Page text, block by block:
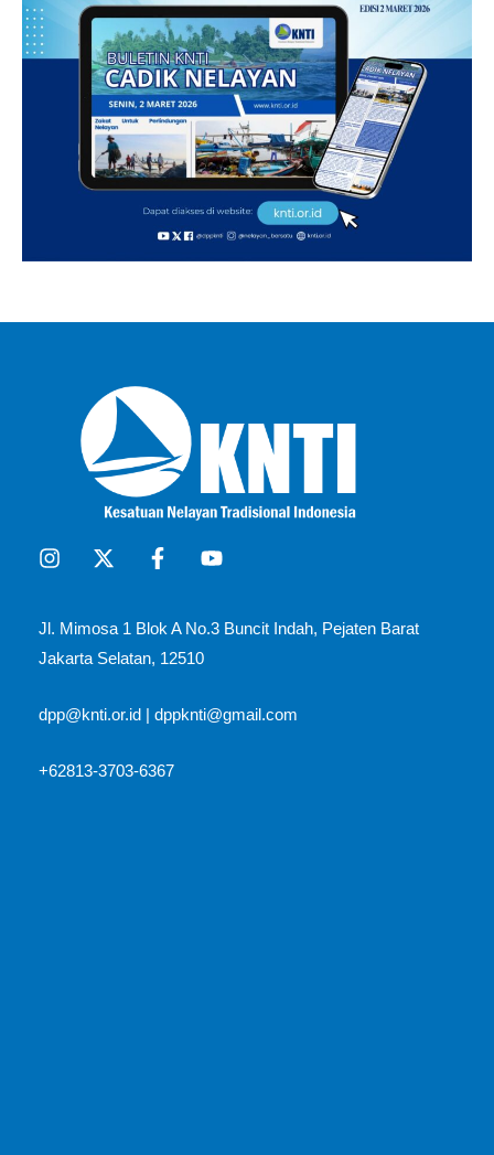
Jl. Mimosa 1 Blok A No.3 Buncit Indah, Pejaten Barat
Jakarta Selatan, 12510​
dpp@knti.or.id dppknti@gmail.com
+62813-3703-6367